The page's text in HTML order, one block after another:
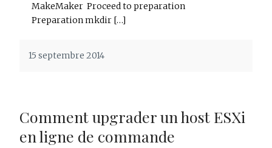
MakeMaker Proceed to preparation
Preparation mkdir […]
15 septembre 2014
Comment upgrader un host ESXi
en ligne de commande